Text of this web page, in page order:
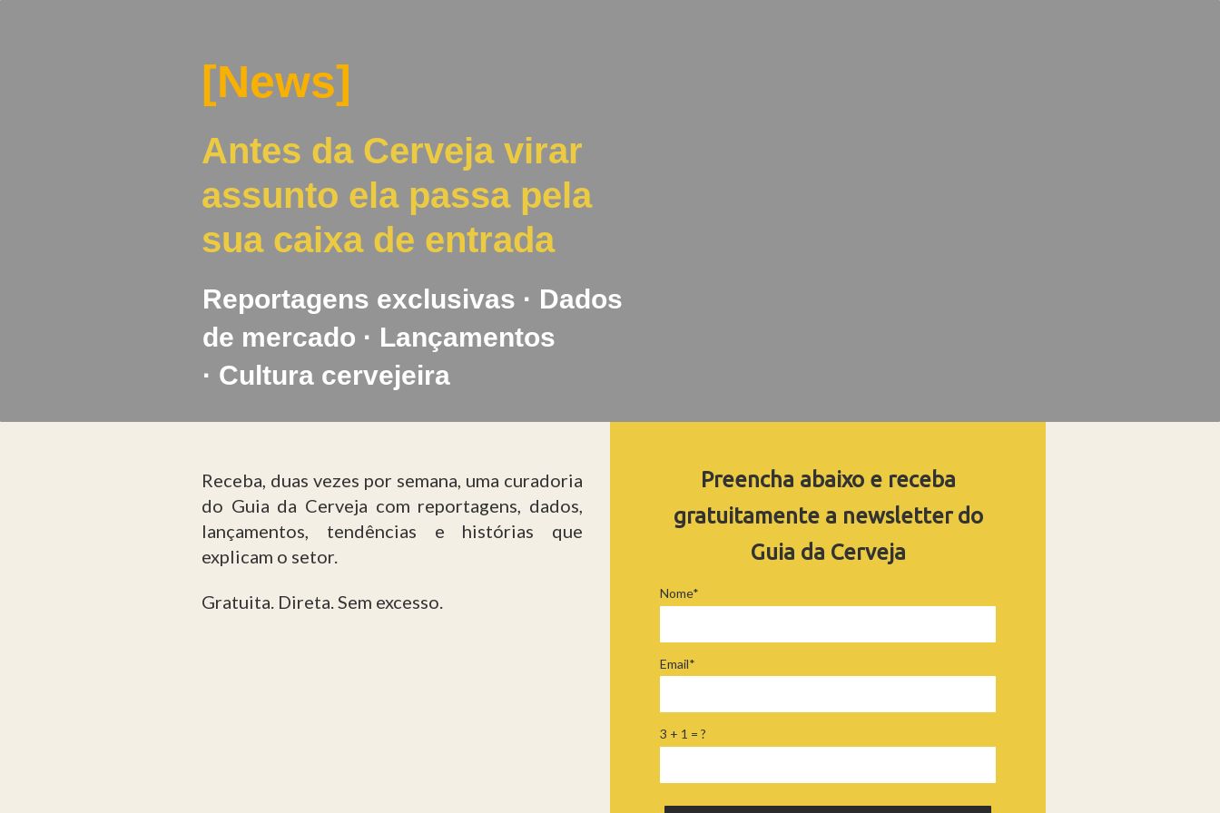
[News]
Antes da Cerveja virar
assunto ela passa pela
sua caixa de entrada
Reportagens exclusivas · Dados
de mercado · Lançamentos
· Cultura cervejeira
Receba, duas vezes por semana, uma curadoria
do Guia da Cerveja com reportagens, dados,
lançamentos, tendências e histórias que
explicam o setor.
Gratuita. Direta. Sem excesso.
Preencha abaixoe receba
gratuitamente a newsletter do
Guia da Cerveja
Nome*
Email*
3 + 1 = ?